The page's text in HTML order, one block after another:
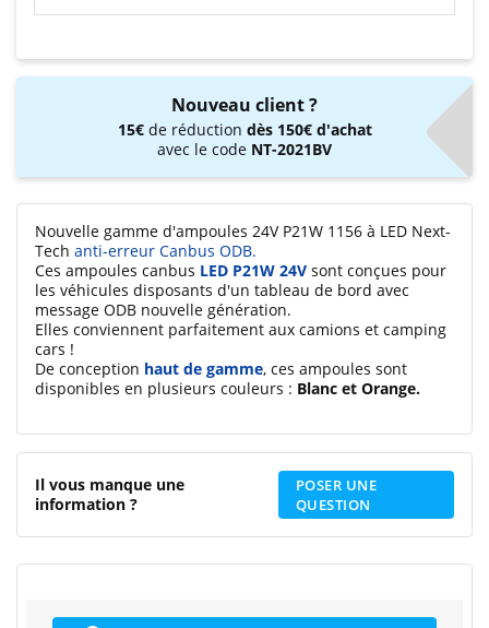
Nouveau client ?
15€de réduction dès 150€ d'achat
avec le code NT-2021BV
Nouvelle gamme d'ampoules 24V P21W 1156 à LED Next-
Tech anti-erreur Canbus ODB.
Ces ampoules canbus LED P21W 24V sont conçues pour
les véhicules disposants d'un tableau de bord avec
message ODB nouvelle génération.
Elles conviennent parfaitement aux camions et camping
cars !
De conception haut de gamme, ces ampoules sont
disponibles en plusieurs couleurs : Blanc et Orange.
Il vous manque une
information ?
POSER UNE
QUESTION